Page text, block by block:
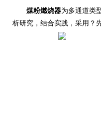
煤粉燃烧器为多通道类
析研究，结合实践，采用？